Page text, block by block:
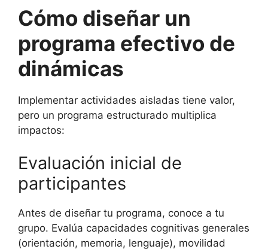
Cómo diseñar un
programa efectivo de
dinámicas
Implementar actividades aisladas tiene valor,
pero un programa estructurado multiplica
impactos:
Evaluación inicial de
participantes
Antes de diseñar tu programa, conoce a tu
grupo. Evalúa capacidades cognitivas generales
(orientación, memoria, lenguaje), movilidad